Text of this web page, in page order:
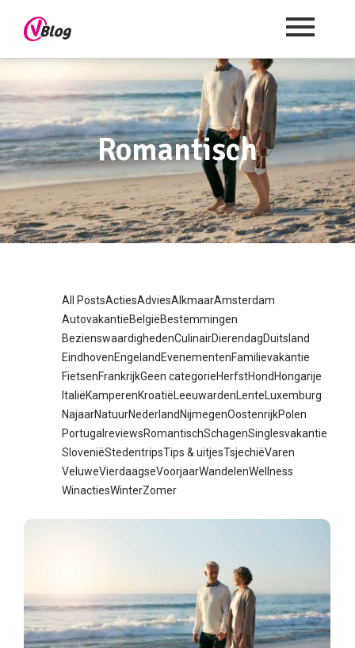
Romantisch
All PostsActiesAdviesAlkmaarAmsterdam
AutovakantieBelgiëBestemmingen
BezienswaardighedenCulinairDierendagDuitsland
EindhovenEngeland EvenementenFamilievakantie
FietsenFrankrijkGeen categorieHerfstHond Hongarije
ItaliëKamperenKroatiëLeeuwardenLenteLuxemburg
NajaarNatuurNederland NijmegenOostenrijkPolen
Portugal reviewsRomantischSchagenSinglesvakantie
SloveniëStedentripsTips & uitjesTsjechiëVaren
VeluweVierdaagseVoorjaarWandelenWellness
WinactiesWinterZomer